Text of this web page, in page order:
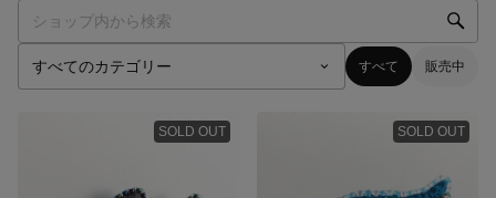
すべて 販売中
SOLD OUT SOLD OUT